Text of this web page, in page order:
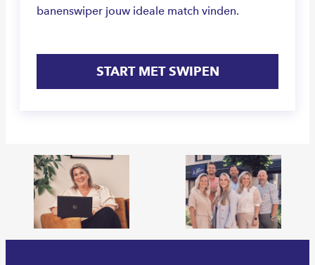
banenswiper jouw ideale match vinden.
START MET SWIPEN